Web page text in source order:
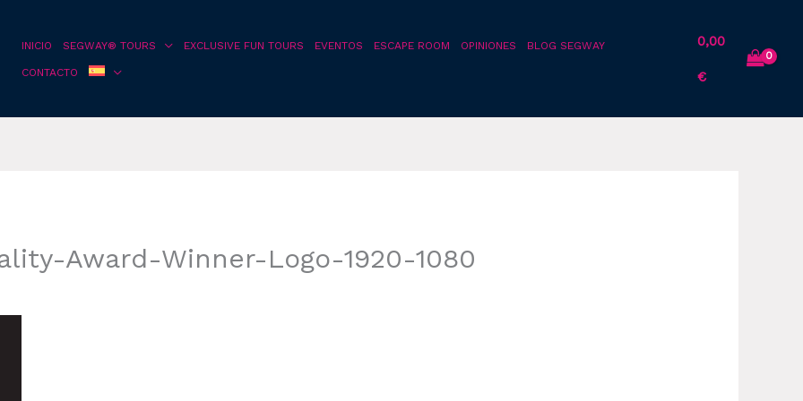
INICIO SEGWAY® TOURS EXCLUSIVE FUN TOURS EVENTOS ESCAPE ROOM OPINIONES BLOG SEGWAY
CONTACTO
0,00
€
Award-Winner-Logo-1920-1080